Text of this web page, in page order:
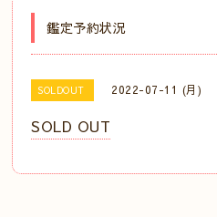
鑑定予約状況
SOLDOUT 2022-07-11 (月)
SOLD OUT